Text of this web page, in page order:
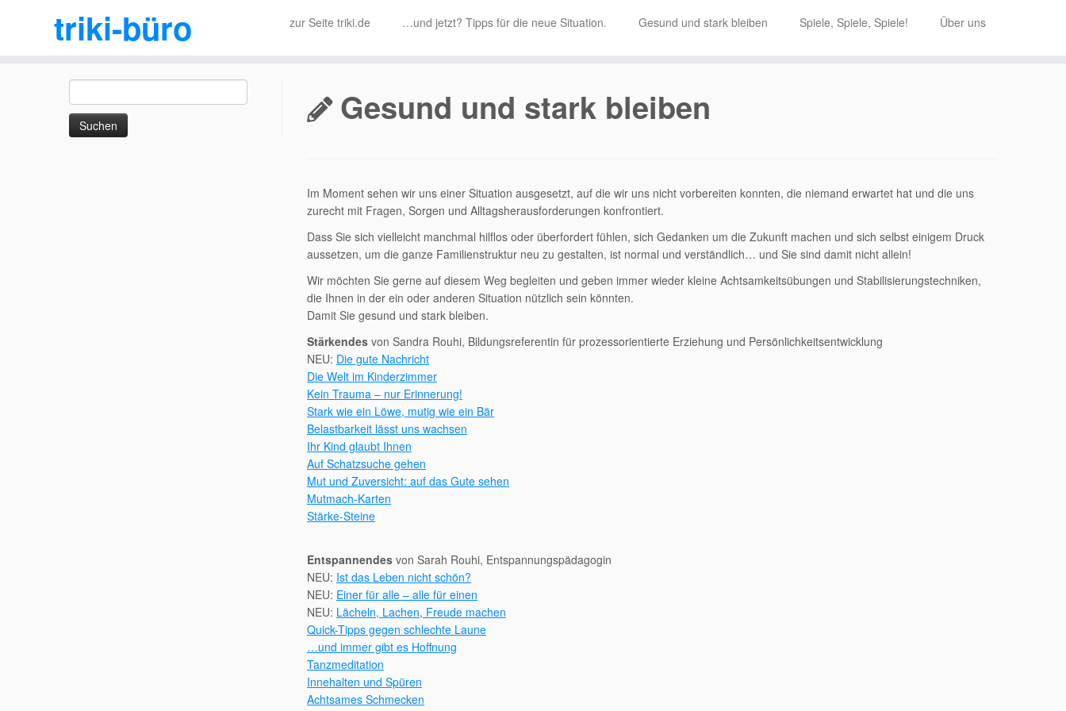
triki-büro zur Seite triki.de …und jetzt? Tipps für die neue Situation. Gesund und stark bleiben Spiele, Spiele, Spiele! Über uns
nach:
Gesund und stark bleiben
Im Moment sehen wir uns einer Situation ausgesetzt, auf die wir uns nicht vorbereiten konnten, die niemand erwartet hat und die uns
zurecht mit Fragen, Sorgen und Alltagsherausforderungen konfrontiert.
Dass Sie sich vielleicht manchmal hilflos oder überfordert fühlen, sich Gedanken um die Zukunft machen und sich selbst einigem Druck
aussetzen, um die ganze Familienstruktur neu zu gestalten, ist normal und verständlich… und Sie sind damit nicht allein!
Wir möchten Sie gerne auf diesem Weg begleiten und geben immer wieder kleine Achtsamkeitsübungen und Stabilisierungstechniken,
die Ihnen in der ein oder anderen Situation nützlich sein könnten.
Damit Sie gesund und stark bleiben.
Stärkendes von Sandra Rouhi, Bildungsreferentin für prozessorientierte Erziehung und Persönlichkeitsentwicklung
NEU: Die gute Nachricht
Die Welt im Kinderzimmer
Kein Trauma – nur Erinnerung!
Stark wie ein Löwe, mutig wie ein Bär
Belastbarkeit lässt uns wachsen
Ihr Kind glaubt Ihnen
Auf Schatzsuche gehen
Mut und Zuversicht: auf das Gute sehen
Mutmach-Karten
Stärke-Steine
Entspannendes von Sarah Rouhi, Entspannungspädagogin
NEU: Ist das Leben nicht schön?
NEU: Einer für alle – alle für einen
NEU: Lächeln, Lachen, Freude machen
Quick-Tipps gegen schlechte Laune
…und immer gibt es Hoffnung
Tanzmeditation
Innehalten und Spüren
Achtsames Schmecken